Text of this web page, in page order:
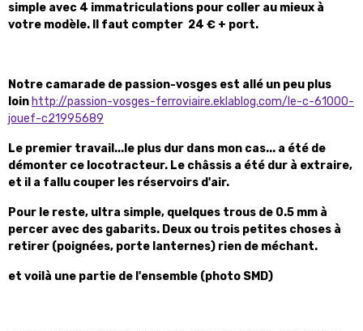
simple avec 4 immatriculations pour coller au mieux à
votre modèle. Il faut compter 24 € + port.
Notre camarade de passion-vosges est allé un peu plus
loin http://passion-vosges-ferroviaire.eklablog.com/le-c-61000-
jouef-c21995689
Le premier travail...le plus dur dans mon cas... a été de
démonter ce locotracteur. Le châssis a été dur à extraire,
et il a fallu couper les réservoirs d'air.
Pour le reste, ultra simple, quelques trous de 0.5 mm à
percer avec des gabarits. Deux ou trois petites choses à
retirer (poignées, porte lanternes) rien de méchant.
et voilà une partie de l'ensemble (photo SMD)